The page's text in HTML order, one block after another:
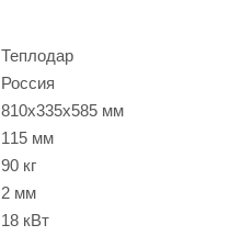
Теплодар
Россия
810х335х585 мм
115 мм
90 кг
2 мм
18 кВт